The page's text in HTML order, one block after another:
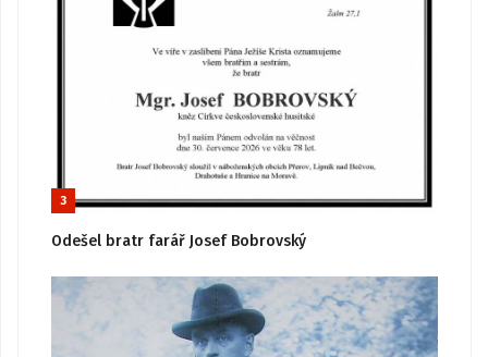
3
Odešel bratr farář Josef Bobrovský